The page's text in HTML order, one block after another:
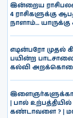
இன்றைய
4 ராசிகளுக்கு
நாளாம்…
எடின்பரோ முதல்
பயின்ற
கல்வி
| பால் உற்பத்தியில்
கண்டாவளை ? |